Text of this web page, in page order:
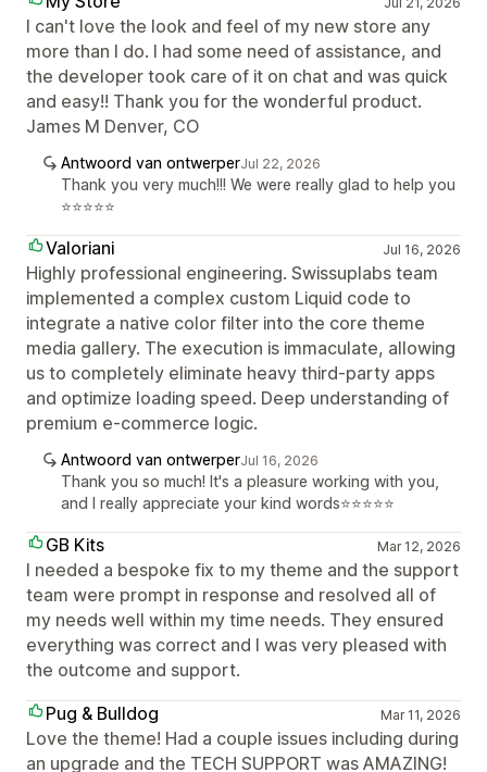
I can't love the look and feel of my new store any
more than I do. I had some need of assistance, and
the developer took care of it on chat and was quick
and easy!! Thank you for the wonderful product.
James M Denver, CO
Antwoord van ontwerperJul 22, 2026
Thank you very much!!! We were really glad to help you
⭐⭐⭐⭐⭐
Valoriani Jul 16, 2026
Highly professional engineering. Swissuplabs team
implemented a complex custom Liquid code to
integrate a native color filter into the core theme
media gallery. The execution is immaculate, allowing
us to completely eliminate heavy third-party apps
and optimize loading speed. Deep understanding of
premium e-commerce logic.
Antwoord van ontwerperJul 16, 2026
Thank you so much! It's a pleasure working with you,
and I really appreciate your kind words⭐⭐⭐⭐⭐
GB Kits Mar 12, 2026
I needed a bespoke fix to my theme and the support
team were prompt in response and resolved all of
my needs well within my time needs. They ensured
everything was correct and I was very pleased with
the outcome and support.
Pug & Bulldog
Mar 11, 2026
Love the theme! Had a couple issues including during
an upgrade and the TECH SUPPORT was AMAZING!